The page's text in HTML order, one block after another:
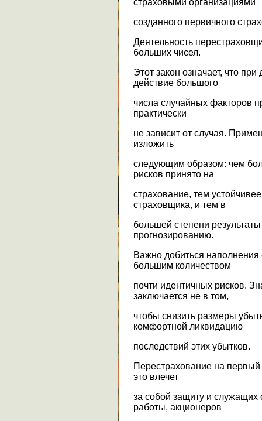
страховыми организациями
созданного первичного
Деятельность
больших чисел.
Этот закон означает, что
действие большого
числа случайных факторов
практически
не зависит от случая.
изложить
следующим образом: чем
рисков принято на
страхование, тем
страховщика, и тем в
большей степени
прогнозированию.
Важно добиться
большим количеством
почти идентичных рисков.
заключается не в том,
чтобы снизить размеры
комфортной ликвидацию
последствий этих убытков.
Перестрахование на
это влечет
за собой защиту и служащих
работы, акционеров